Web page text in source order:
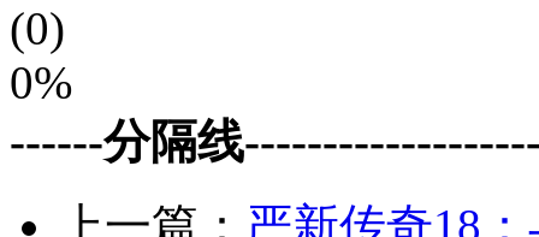
(0)
0%
------分隔线
上一篇： 严新传奇18